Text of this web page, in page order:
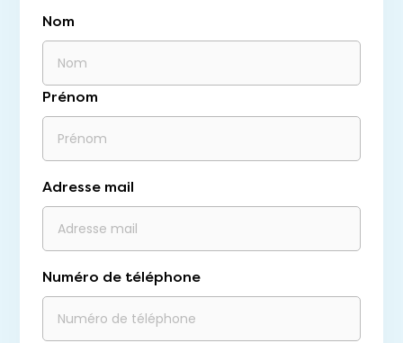
Nom
Prénom
Adresse mail
Numéro de téléphone